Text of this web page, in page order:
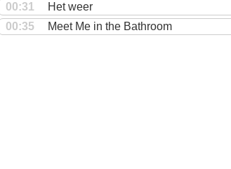
00:31
Het weer
00:35
Meet Me in the Bathroom